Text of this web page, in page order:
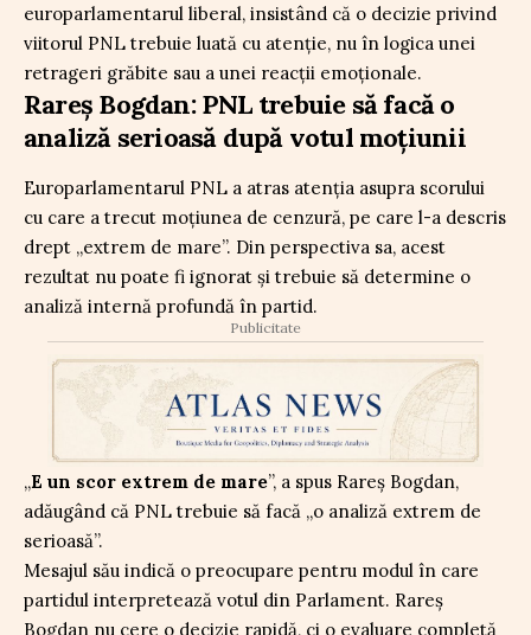
europarlamentarul liberal, insistând că o decizie privind
viitorul PNL trebuie luată cu atenție, nu în logica unei
retrageri grăbite sau a unei reacții emoționale.
Rareș Bogdan: PNL trebuie să facă o
analiză serioasă după votul moțiunii
Europarlamentarul PNL a atras atenția asupra scorului
cu care a trecut moțiunea de cenzură, pe care l-a descris
drept „extrem de mare”. Din perspectiva sa, acest
rezultat nu poate fi ignorat și trebuie să determine o
analiză internă profundă în partid.
Publicitate
„E un scor extrem de mare”, a spus Rareș Bogdan,
adăugând că PNL trebuie să facă „o analiză extrem de
serioasă”.
Mesajul său indică o preocupare pentru modul în care
partidul interpretează votul din Parlament. Rareș
Bogdan nu cere o decizie rapidă, ci o evaluare completă